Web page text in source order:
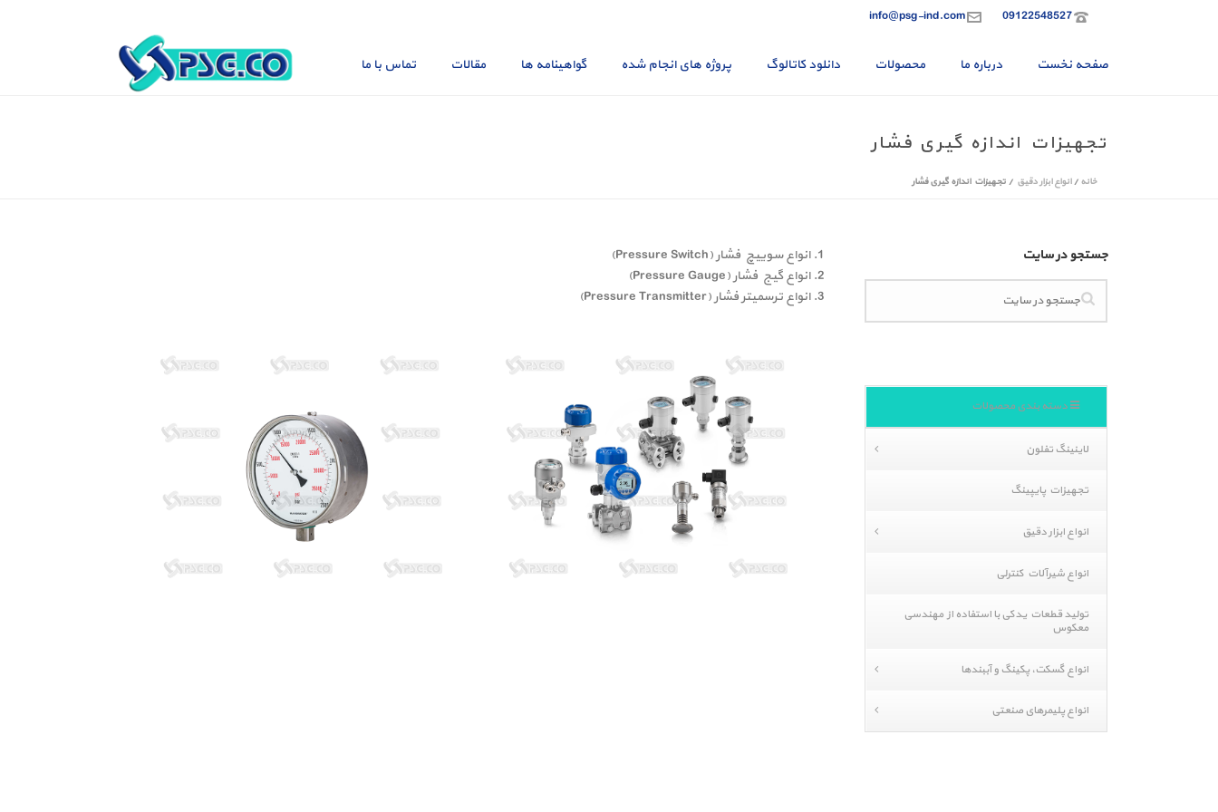
09122548527
info@psg-ind.com
صفحه نخست درباره ما محصولات دانلود کاتالوگ پروژه های انجام شده گواهینامه ها مقالات تماس با ما
تجهیزات اندازه گیری فشار
خانه /انواع ابزار دقیق / تجهیزات اندازه گیری فشار
انواع سوییچ فشار (Pressure Switch)
انواع گیج فشار (Pressure Gauge)
انواع ترسمیتر فشار (Pressure Transmitter)
جستجو در سایت
دسته بندی محصولات
لاینینگ تفلون
تجهیزات پایپینگ
انواع ابزار دقیق
انواع شیرآلات کنترلی
تولید قطعات یدکی با استفاده از مهندسی
معکوس
انواع گسکت، پکینگ و آببندها
انواع پلیمرهای صنعتی